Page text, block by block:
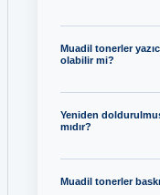
Muadil tonerler
olabilir mi?
Yeniden
mıdır?
Muadil tonerler